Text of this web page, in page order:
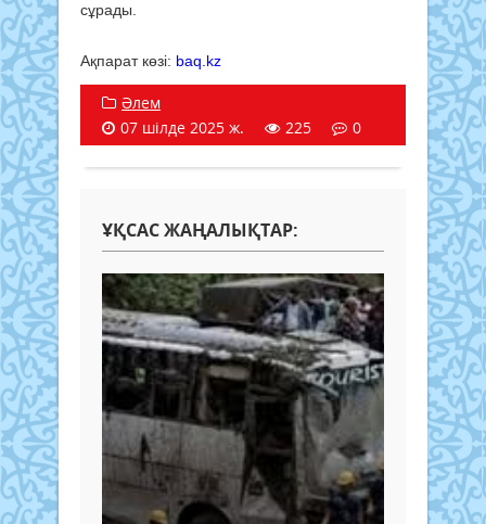
сұрады.
Ақпарат көзі: baq.kz
Әлем
07 шілде 2025 ж.
225 0
ҰҚСАС ЖАҢАЛЫҚТАР: